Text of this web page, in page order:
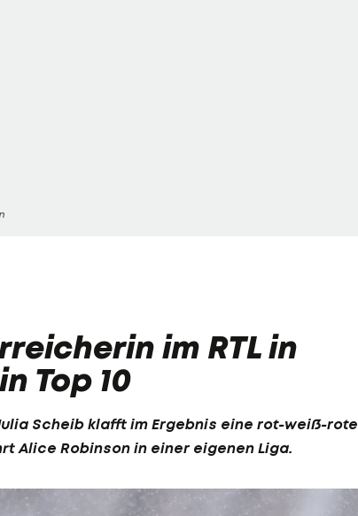
im RTL in
Top 10
Scheib klafft im Ergebnis eine rot-weiß-rote
Alice Robinson in einer eigenen Liga.